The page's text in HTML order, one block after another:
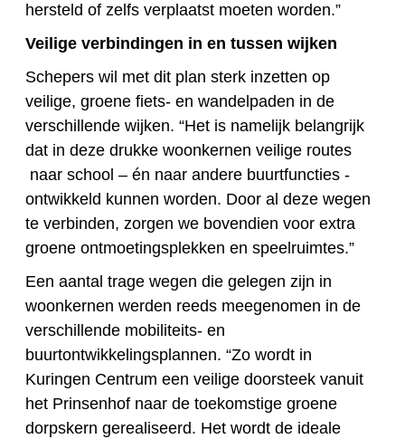
hersteld of zelfs verplaatst moeten worden.”
Veilige verbindingen in en tussen wijken
Schepers wil met dit plan sterk inzetten op
veilige, groene fiets- en wandelpaden in de
verschillende wijken. “Het is namelijk belangrijk
dat in deze drukke woonkernen veilige routes
naar school – én naar andere buurtfuncties -
ontwikkeld kunnen worden. Door al deze wegen
te verbinden, zorgen we bovendien voor extra
groene ontmoetingsplekken en speelruimtes.”
Een aantal trage wegen die gelegen zijn in
woonkernen werden reeds meegenomen in de
verschillende mobiliteits- en
buurtontwikkelingsplannen. “Zo wordt in
Kuringen Centrum een veilige doorsteek vanuit
het Prinsenhof naar de toekomstige groene
dorpskern gerealiseerd. Het wordt de ideale